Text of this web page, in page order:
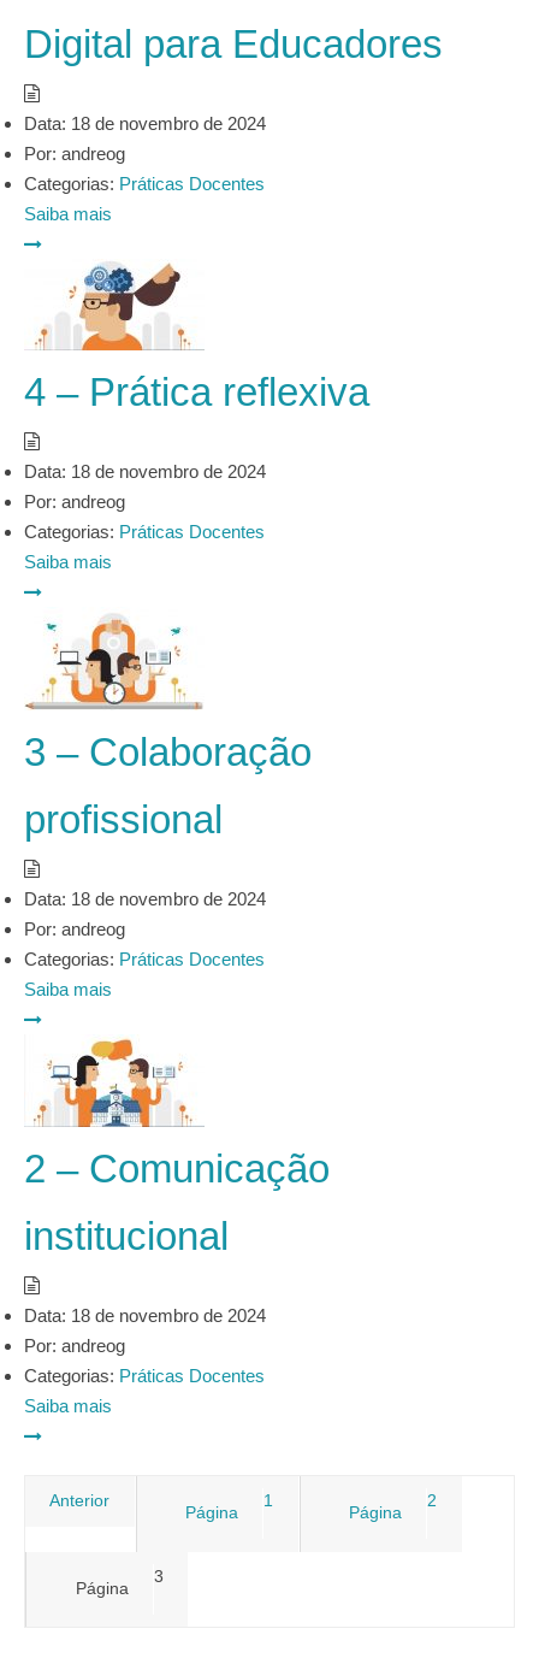
Digital para Educadores
Data: 18 de novembro de 2024
Por: andreog
Categorias: Práticas Docentes
Saiba mais
4 – Prática reflexiva
Data: 18 de novembro de 2024
Por: andreog
Categorias: Práticas Docentes
Saiba mais
3 – Colaboração
profissional
Data: 18 de novembro de 2024
Por: andreog
Categorias: Práticas Docentes
Saiba mais
2 – Comunicação
institucional
Data: 18 de novembro de 2024
Por: andreog
Categorias: Práticas Docentes
Saiba mais
Paginação
de
posts
Anterior
Página
1
Página
2
Página
3